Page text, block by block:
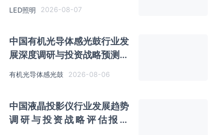
LED照明 2026-08-07
中国有机光导体感光鼓行业发
展深度调研与投资战略预测报
告（2026-2033年）
有机光导体感光鼓 2026-08-06
中国液晶投影仪行业发展趋势
调研与投资战略评估报告